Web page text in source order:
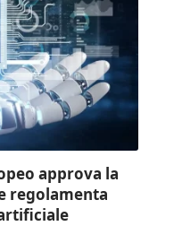
approva la
regolamenta